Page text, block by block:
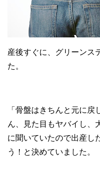
産後すぐに、グリーンス
た。
「骨盤はきちんと元に
ん、見た目もヤバイし、
に聞いていたので出産し
う！と決めていました。